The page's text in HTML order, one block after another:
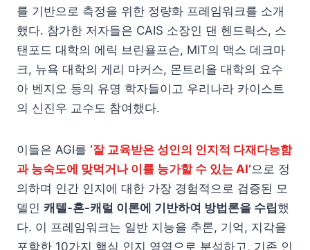
를 기반으로 측정을 위한 정량화 프레임워크를 소개
했다. 참가한 저자들은 CAIS 소장인 댄 헨드릭스, 스
탠포드 대학의 에릭 브린욜프슨, MIT의 맥스 데크마
크, 뉴욕 대학의 게리 마커스, 몬트리올 대학의 요수
아 벤지오 등의 유명 학자들이고 우리나라 카이스트
의 신진우 교수도 참여했다.
이들은 AGI를 ‘잘 교육받은 성인의 인지적 다재다능함
과 능숙도에 맞먹거나 이를 능가할 수 있는 AI’으로 정
의하며 인간 인지에 대한 가장 경험적으로 검증된 모
델인 캐텔-혼-캐럴 이론에 기반하여 방법론을 수립했
다. 이 프레임워크는 일반 지능을 추론, 기억, 지각을
포함한 10가지 핵심 인지 영역으로 분석하고, 기존 인